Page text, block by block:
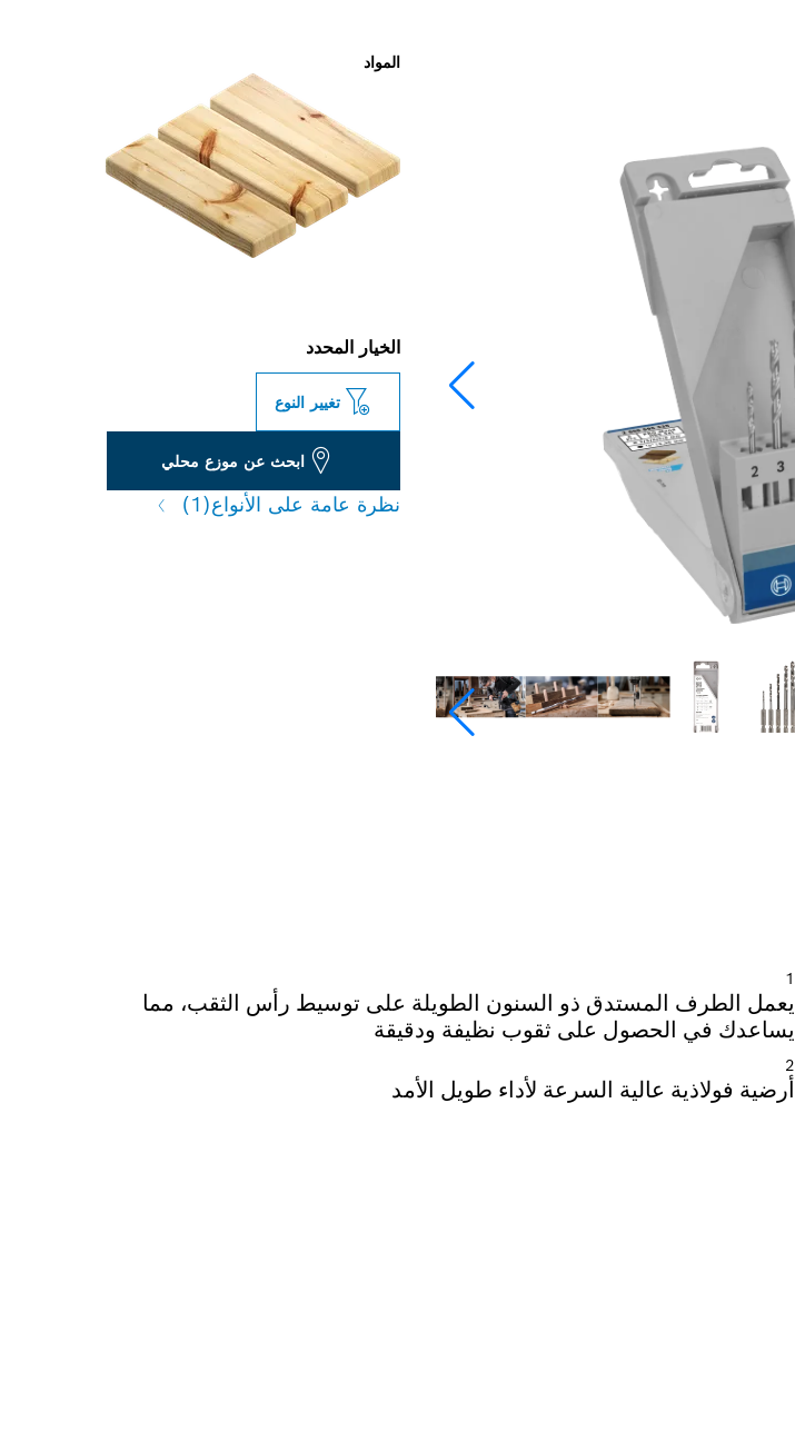
المواد
الخيار المحدد
تغيير النوع
ابحث عن موزع محلي
نظرة عامة على الأنواع(1)
1
يعمل الطرف المستدق ذو السنون الطويلة‬ على توسيط رأس الثقب، مما
يساعدك في الحصول على ثقوب نظيفة ودقيقة
2
أرضية فولاذية عالية السرعة لأداء طويل الأمد